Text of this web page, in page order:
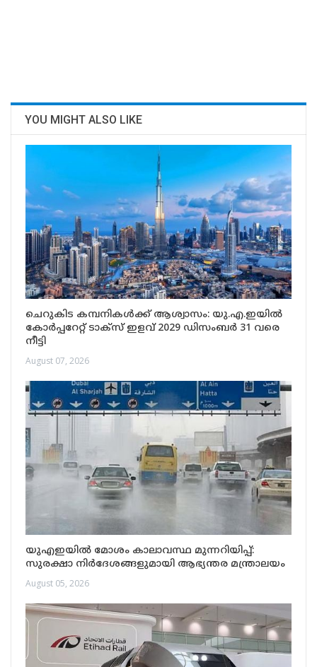
YOU MIGHT ALSO LIKE
ചെറുകിട കമ്പനികൾക്ക് ആശ്വാസം: യു.എ.ഇയിൽ
കോർപ്പറേറ്റ് ടാക്സ് ഇളവ് 2029 ഡിസംബർ 31 വരെ
നീട്ടി
August 07, 2026
യുഎഇയിൽ മോശം കാലാവസ്ഥ മുന്നറിയിപ്പ്:
സുരക്ഷാ നിർദേശങ്ങളുമായി ആഭ്യന്തര മന്ത്രാലയം
August 05, 2026